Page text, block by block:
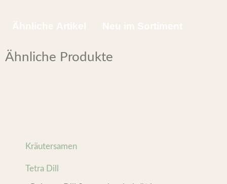
Ähnliche Produkte
Kräutersamen
Tetra Dill